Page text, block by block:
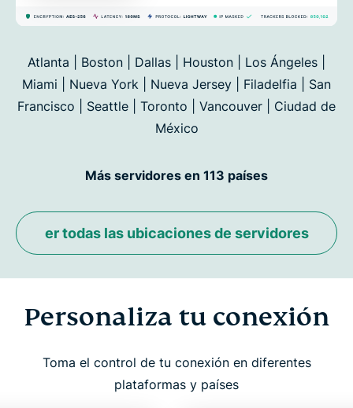
Atlanta | Boston | Dallas | Houston | Los Ángeles |
Miami | Nueva York | Nueva Jersey | Filadelfia | San
Francisco | Seattle | Toronto | Vancouver | Ciudad de
México
Más servidores en 113 países
er todas las ubicaciones de servidores
Personaliza tu conexión
Toma el control de tu conexión en diferentes
plataformas y países